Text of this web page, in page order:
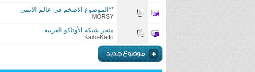
**الموضوع الاضخم فى عالم الانمى
MORSY
متجر شبكة الأوتاكو العربية
Kaito-Kaito